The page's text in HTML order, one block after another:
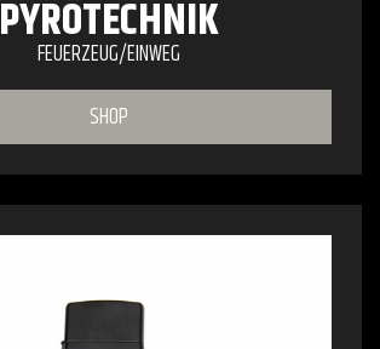
PYROTECHNIK
FEUERZEUG/EINWEG
SHOP